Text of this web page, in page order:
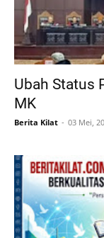
Ubah Status
MK
Berita Kilat 03 Mei,